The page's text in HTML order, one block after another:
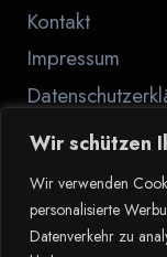
Wir schützen
Wir verwenden
personalisierte
Datenverkehr zu
Kontakt
Impressum